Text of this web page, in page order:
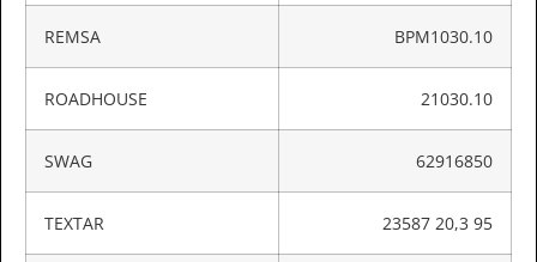
REMSA BPM1030.10
ROADHOUSE 21030.10
SWAG 62916850
TEXTAR 23587 20,3 95